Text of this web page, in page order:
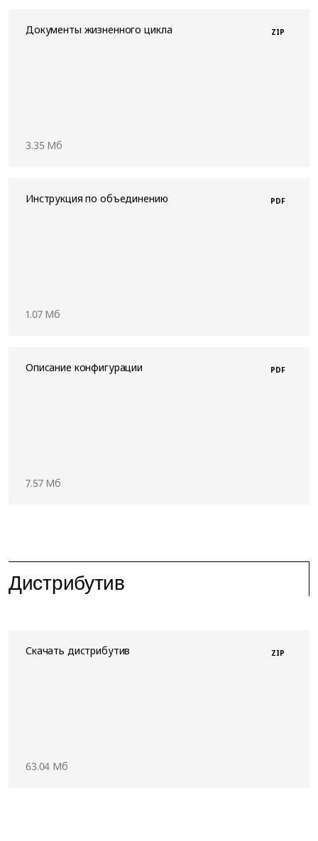
Документы жизненного цикла
3.35 Мб
ZIP
Инструкция по объединению
1.07 Мб
PDF
Описание конфигурации
7.57 Мб
PDF
Дистрибутив
Скачать дистрибутив
63.04 Мб
ZIP